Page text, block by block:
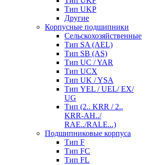
Тип UKP
Другие
Корпусные подшипники
Сельскохозяйственные
Тип SA (AEL)
Тип SB (AS)
Тип UC / YAR
Тип UCX
Тип UK / YSA
Тип YEL / UEL/ EX/
UG
Тип (2.. KRR / 2..
KRR-AH../
RAE../RALE...)
Подшипниковые корпуса
Тип F
Тип FC
Тип FL